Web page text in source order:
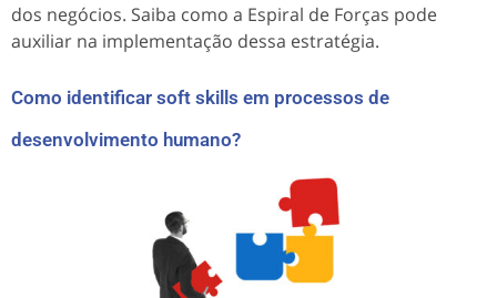
dos negócios. Saiba como a Espiral de Forças pode
auxiliar na implementação dessa estratégia.
Como identificar soft skills em processos de
desenvolvimento humano?